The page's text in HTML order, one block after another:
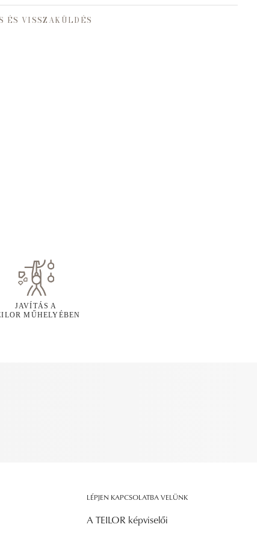
ÉS VISSZAKÜLDÉS
JAVÍTÁS A
MŰHELYÉBEN
LÉPJEN KAPCSOLATBA VELÜNK
A TEILOR képviselői